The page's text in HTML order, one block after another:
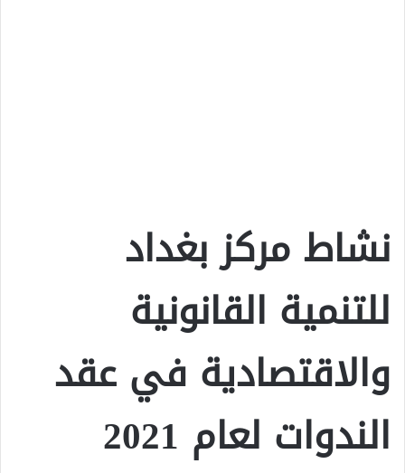
نشاط مركز بغداد
للتنمية القانونية
والاقتصادية في عقد
الندوات لعام 2021